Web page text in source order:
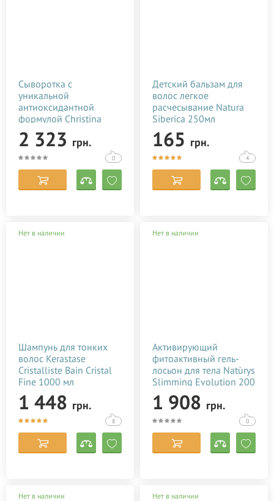
Сыворотка с
уникальной
антиоксидантной
формулой Christina
Muse Serum Supreme
100 мл
2 323 грн.
0
Детский бальзам для
волос легкое
расчесывание Natura
Siberica 250мл
165 грн.
4
Нет в наличии
Шампунь для тонких
волос Kerastase
Cristalliste Bain Cristal
Fine 1000 мл
1 448 грн.
8
Нет в наличии
Активирующий
фитоактивный гель-
лосьон для тела Natùrys
Slimming Evolution 200
мл
1 908 грн.
0
Нет в наличии Нет в наличии